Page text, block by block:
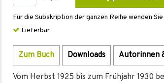
Für die Subskription der ganzen Reihe wenden
Lieferbar
Zum Buch Downloads Autorinnen
Vom Herbst 1925 bis zum Frühjahr 1930